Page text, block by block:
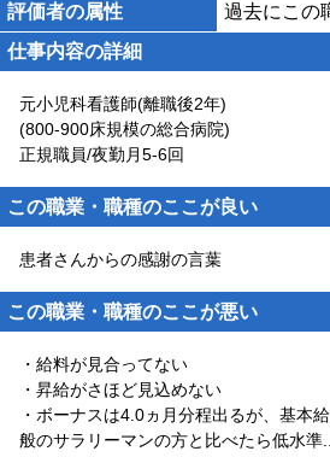
評価者の属性
過去にこの
仕事内容の詳細
元小児科看護師(離職後2年)
(800-900床規模の総合病院)
正規職員/夜勤月5-6回
この職業・職種のここが良い
患者さんからの感謝の言葉
この職業・職種のここが悪い
・給料が見合ってない
・昇給がさほど見込めない
・ボーナスは4.0ヵ月分程出るが、基本
般のサラリーマンの方と比べたら低水準